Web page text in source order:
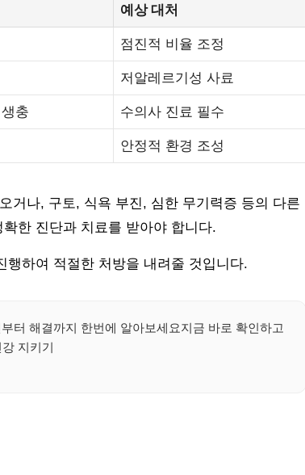
예상 대처
점진적 비율 조정
저알레르기성 사료
충 수의사 진료 필수
안정적 환경 조성
거나, 구토, 식욕 부진, 심한 무기력증 등의 다른
한 진단과 치료를 받아야 합니다.
하여 적절한 처방을 내려줄 것입니다.
터 해결까지 한번에 알아보세요지금 바로 확인하고
지키기